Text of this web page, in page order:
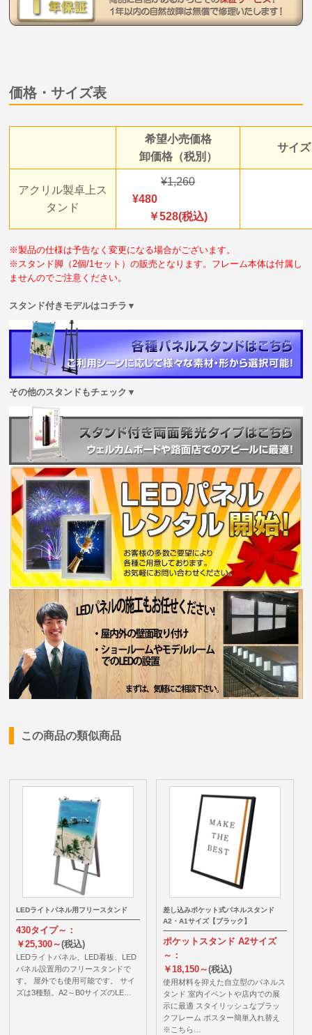
価格・サイズ表
希望小売価格
卸価格（税別）
サイズ
アクリル製卓上ス
タンド
1,260
480
￥528(税込)
※製品の仕様は予告なく変更になる場合がございます。
※スタンド脚（2個/1セット）の販売となります。フレーム本体は付属し
ませんのでご注意ください。
スタンド付きモデルはコチラ▼
その他のスタンドもチェック▼
この商品の類似商品
LEDライトパネル用フリースタンド
430タイプ～：
￥25,300～(税込)
LEDライトパネル、LED看板、LED
パネル設置用のフリースタンドで
す。 屋外でも使用可能です。 サイ
ズは3種類。A2～B0サイズのLE…
差し込みポケット式パネルスタンド
A2・A1サイズ【ブラック】
ポケットスタンド A2サイズ
～：
￥18,150～(税込)
使用材料を抑えた自立型のパネルス
タンド 室内イベントや店内での展
示に最適 スタイリッシュなブラッ
クフレーム ポスター簡単入れ替え
※こちら…